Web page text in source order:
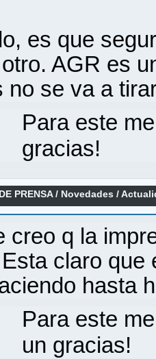
es que
AGR es
no se va a
Para este
gracias!
PRENSA/ Novedades /
Huida
creo q la
claro
hasta
Para este
un gracias!